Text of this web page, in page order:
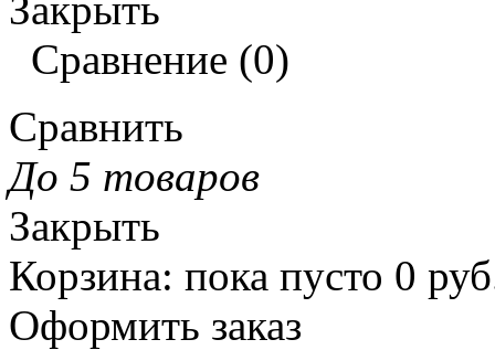
Сравнение (0)
Сравнить
До 5 товаров
Закрыть
Корзина: пока пусто 0
Оформить заказ